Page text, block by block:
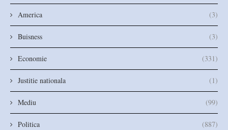
America (3)
Buisness (3)
Economie (331)
Justitie nationala (1)
Mediu (99)
Politica (887)